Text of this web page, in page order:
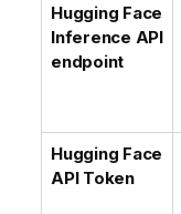
Hugging Face
Inference API
endpoint
Hugging Face
API Token